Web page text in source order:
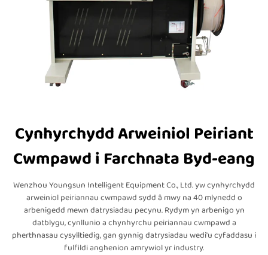
Cynhyrchydd Arweiniol Peiriant
Cwmpawd i Farchnata Byd-eang
Wenzhou Youngsun Intelligent Equipment Co., Ltd. yw cynhyrchydd
arweiniol peiriannau cwmpawd sydd â mwy na 40 mlynedd o
arbenigedd mewn datrysiadau pecynu. Rydym yn arbenigo yn
datblygu, cynllunio a chynhyrchu peiriannau cwmpawd a
pherthnasau cysylltiedig, gan gynnig datrysiadau wedi'u cyfaddasu i
fulfildi anghenion amrywiol yr industry.